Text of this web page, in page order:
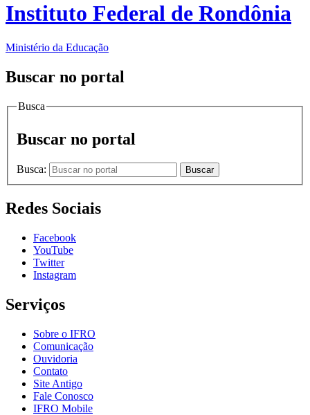
Instituto Federal de Rondônia
Ministério da Educação
Buscar no portal
Busca
Buscar no portal
Busca: Buscar
Redes Sociais
Facebook
YouTube
Twitter
Instagram
Serviços
Sobre o IFRO
Comunicação
Ouvidoria
Contato
Site Antigo
Fale Conosco
IFRO Mobile